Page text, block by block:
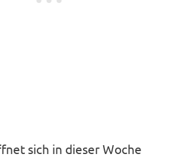
sich in dieser Woche